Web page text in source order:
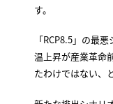
す。
「RCP8.5」の最
温上昇が産業革命
たわけではない、